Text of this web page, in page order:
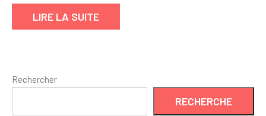
:
LIRE LA SUITE
Rechercher
RECHERCHE